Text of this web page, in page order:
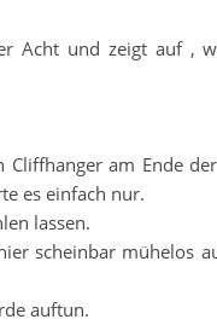
Acht und zeigt auf ,
am Ende
es einfach nur.
lassen.
scheinbar mühelos
auftun.